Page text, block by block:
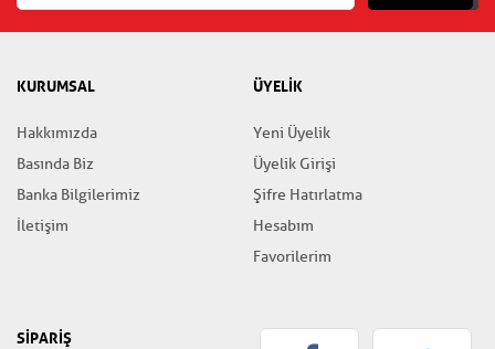
KURUMSAL
Hakkımızda
Basında Biz
Banka Bilgilerimiz
İletişim
ÜYELİK
Yeni Üyelik
Üyelik Girişi
Şifre Hatırlatma
Hesabım
Favorilerim
SİPARİŞ